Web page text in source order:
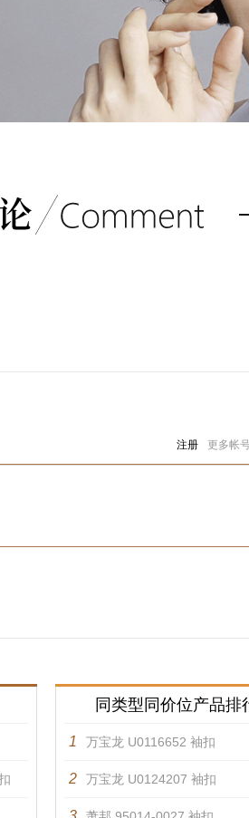
注册 更多帐
同类型同价位产品排
1 万宝龙 U0116652 袖扣
2 万宝龙 U0124207 袖扣